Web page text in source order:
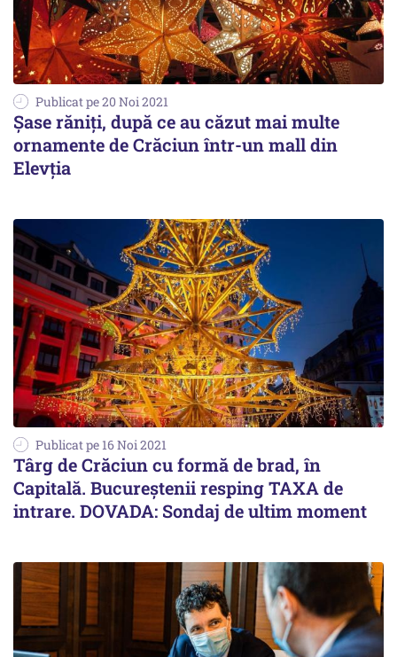
Publicat pe 20 Noi 2021
Șase răniți, după ce au căzut mai multe
ornamente de Crăciun într-un mall din
Elevția
Publicat pe 16 Noi 2021
Târg de Crăciun cu formă de brad, în
Capitală. Bucureștenii resping TAXA de
intrare. DOVADA: Sondaj de ultim moment